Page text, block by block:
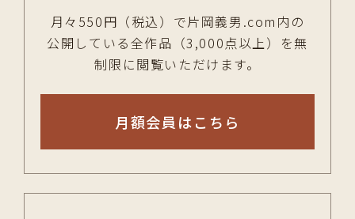
月々550円（税込）で片岡義男.com内の
公開している全作品（3,000点以上）を無
制限に閲覧いただけます。
月額会員はこちら